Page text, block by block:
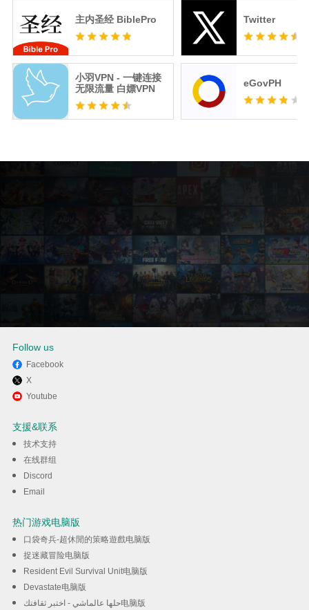
主内圣经 BiblePro
小羽VPN - 一键连接
无限流量 白嫖VPN
Twitter
eGovPH
通过逍遥在电脑上享受PingMe -
美加第二号码，接收验证码接码
Follow us
Facebook
X
Youtube
支援&联系
技术支持
在线群组
Discord
Email
热门游戏电脑版
口袋奇兵-超休閒的策略遊戲电脑版
捉迷藏冒险电脑版
Resident Evil Survival Unit电脑版
Devastate电脑版
حلها عالماشي - اختبر ثقافتك电脑版